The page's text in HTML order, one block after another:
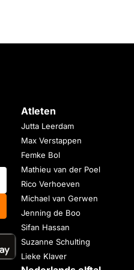
Atleten
Jutta Leerdam
Max Verstappen
Femke Bol
Mathieu van der Poel
Rico Verhoeven
Michael van Gerwen
Jenning de Boo
Sifan Hassan
Suzanne Schulting
Lieke Klaver